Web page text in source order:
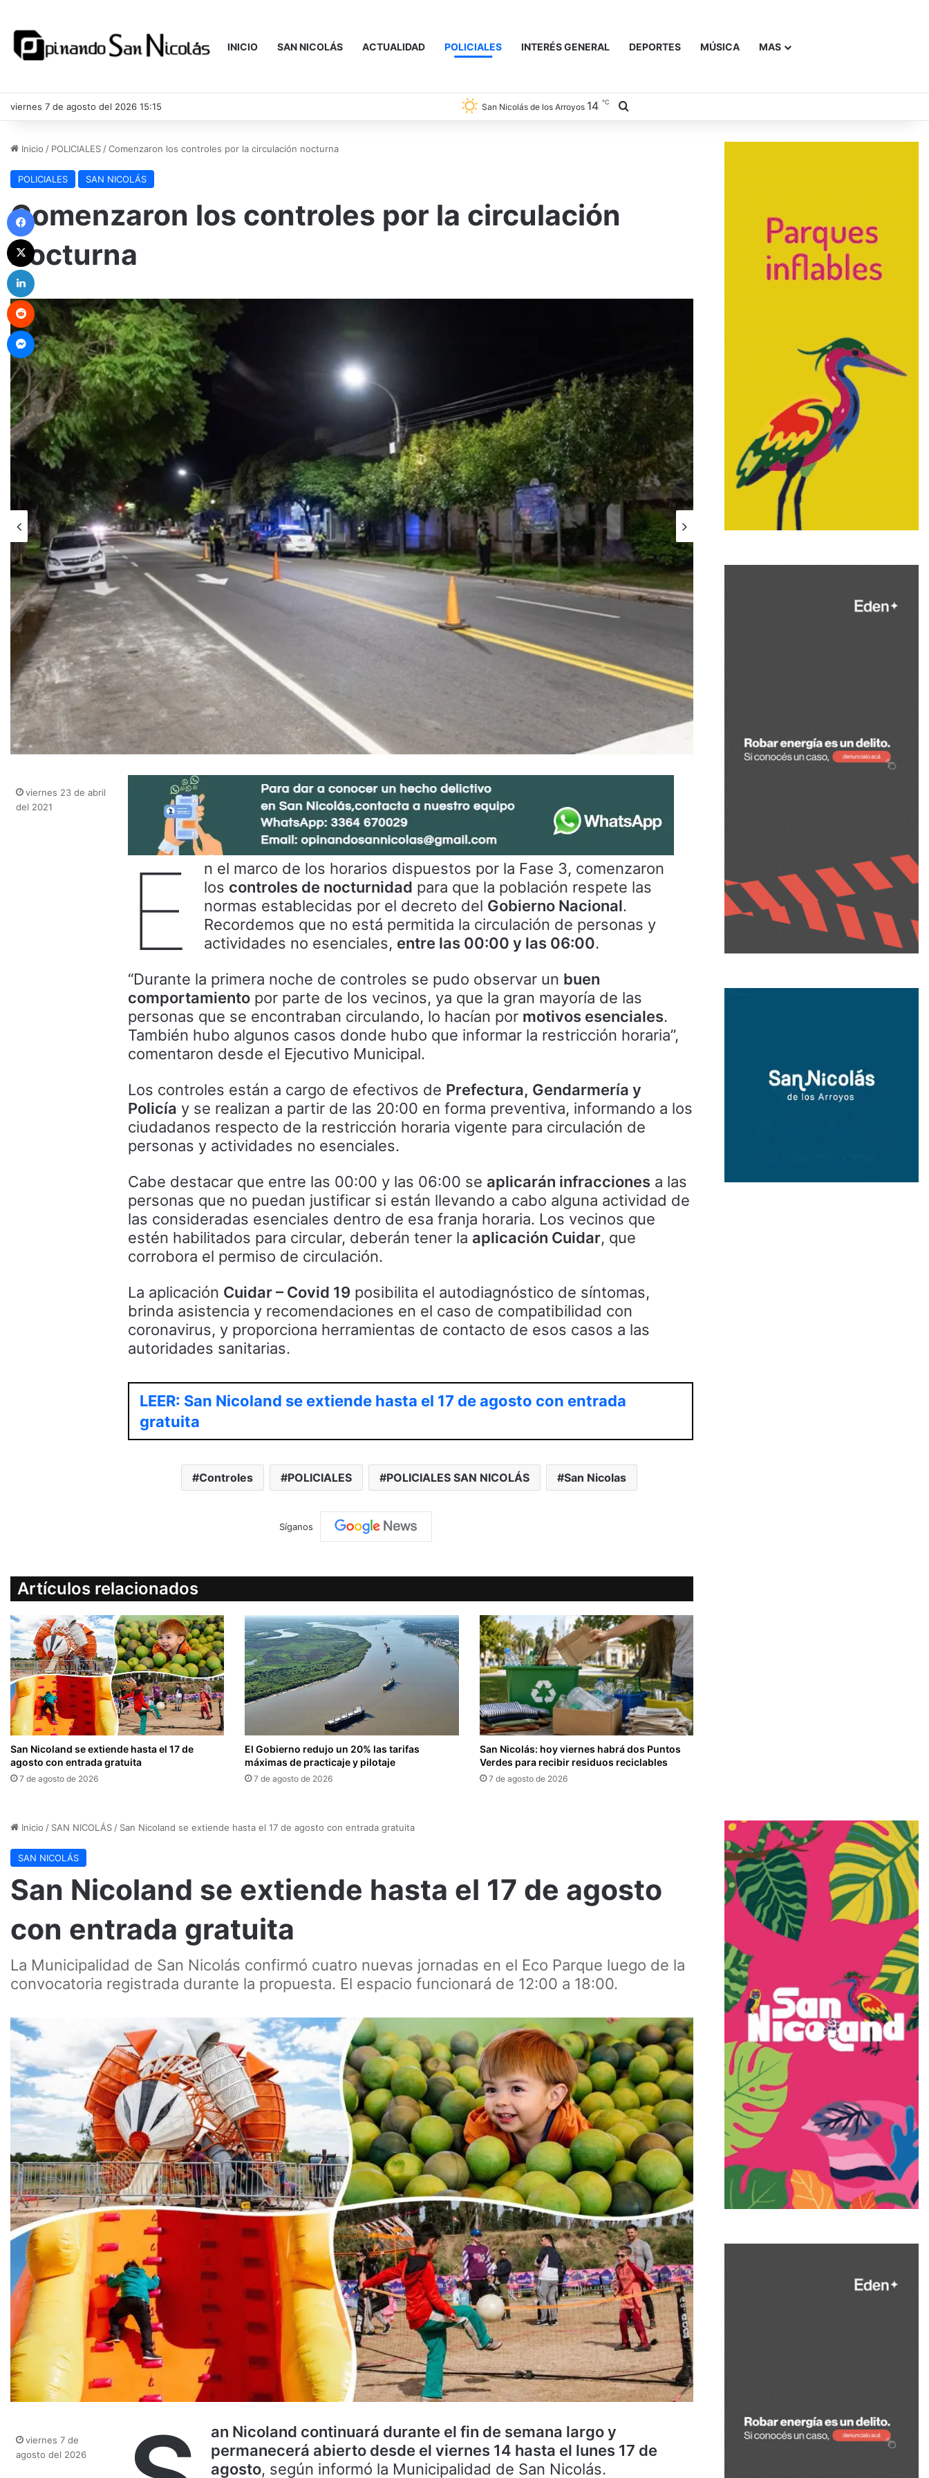
INICIO SAN NICOLÁS ACTUALIDAD POLICIALES INTERÉS GENERAL DEPORTES MÚSICA MAS
viernes 7 de agosto del 2026 15:15 San Nicolás de los Arroyos 14 ℃ Buscar
Inicio / POLICIALES /Comenzaron los controles por la circulación nocturna
POLICIALES SAN NICOLÁS
Comenzaron los controles por la circulación
nocturna
E
n el marco de los horarios dispuestos por la Fase 3, comenzaron
los controles de nocturnidad para que la población respete las
normas establecidas por el decreto del Gobierno Nacional.
Recordemos que no está permitida la circulación de personas y
actividades no esenciales, entre las 00:00 y las 06:00.
“Durante la primera noche de controles se pudo observar un buen
comportamiento por parte de los vecinos, ya que la gran mayoría de las
personas que se encontraban circulando, lo hacían por motivos esenciales.
También hubo algunos casos donde hubo que informar la restricción horaria”,
comentaron desde el Ejecutivo Municipal.
Los controles están a cargo de efectivos de Prefectura, Gendarmería y
Policía y se realizan a partir de las 20:00 en forma preventiva, informando a los
ciudadanos respecto de la restricción horaria vigente para circulación de
personas y actividades no esenciales.
Cabe destacar que entre las 00:00 y las 06:00 se aplicarán infracciones a las
personas que no puedan justificar si están llevando a cabo alguna actividad de
las consideradas esenciales dentro de esa franja horaria. Los vecinos que
estén habilitados para circular, deberán tener la aplicación Cuidar, que
corrobora el permiso de circulación.
La aplicación Cuidar – Covid 19 posibilita el autodiagnóstico de síntomas,
brinda asistencia y recomendaciones en el caso de compatibilidad con
coronavirus, y proporciona herramientas de contacto de esos casos a las
autoridades sanitarias.
LEER: San Nicoland se extiende hasta el 17 de agosto con entrada
gratuita
Controles POLICIALES POLICIALES SAN NICOLÁS San Nicolas
viernes 23 de abril
del 2021
Síganos
Artículos relacionados
San Nicoland se extiende hasta el 17 de
agosto con entrada gratuita
7 de agosto de 2026
El Gobierno redujo un 20% las tarifas
máximas de practicaje y pilotaje
7 de agosto de 2026
San Nicolás: hoy viernes habrá dos Puntos
Verdes para recibir residuos reciclables
7 de agosto de 2026
Facebook
LinkedIn
Reddit
Messenger